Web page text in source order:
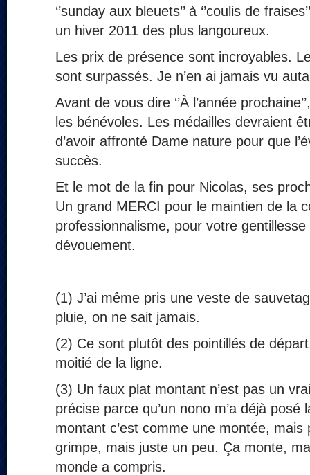
‘’sunday aux bleuets’’ à ‘’coulis de
un hiver 2011 des plus langoureux.
Les prix de présence sont incroyables.
sont surpassés. Je n’en ai jamais vu
Avant de vous dire ‘’À l’année
les bénévoles. Les médailles devraient
d’avoir affronté Dame nature pour que
succès.
Et le mot de la fin pour Nicolas, ses
Un grand MERCI pour le maintien de la
professionnalisme, pour votre
dévouement.
(1) J’ai même pris une veste de
pluie, on ne sait jamais.
(2) Ce sont plutôt des pointillés de
moitié de la ligne.
(3) Un faux plat montant n’est pas un
précise parce qu’un nono m’a déjà
montant c’est comme une montée,
grimpe, mais juste un peu. Ça monte,
monde a compris.